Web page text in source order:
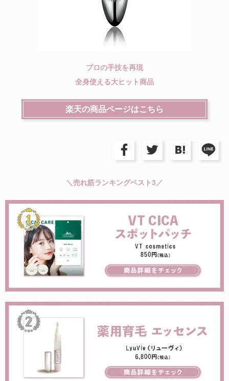
プロの手技を再現
全身使える大ヒット商品
楽天の商品ページはこちら
＼売れ筋ランキングベスト3／